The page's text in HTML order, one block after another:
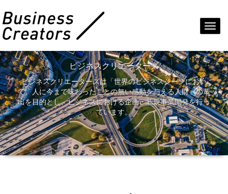
ビジネスクリエーターズ
ビジネスクリエーターズは「世界のビジネスシーンにおい
て、人に今まで味わったことの無い感動を与える人財」の輩
出を目的とし、ビジネスにおける企画・新規事業開発を行っ
ています。